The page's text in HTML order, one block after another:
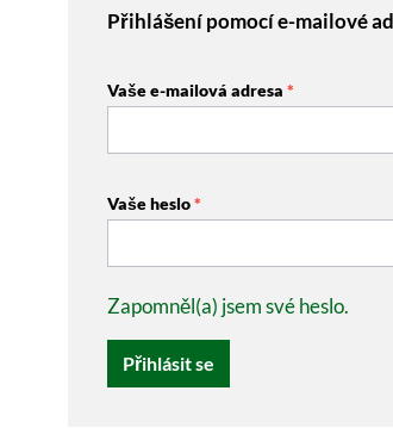
Přihlášení pomocí e-mailové
Vaše e-mailová adresa *
Vaše heslo*
Zapomněl(a) jsem své heslo.
Přihlásit se